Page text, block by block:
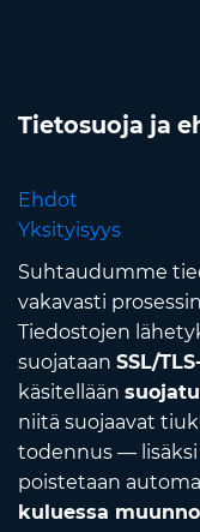
Tietosuoja ja
Ehdot
Yksityisyys
Suhtaudumme
vakavasti
Tiedostojen
suojataan SSL/
käsitellään
niitä suojaavat
todennus —
poistetaan
kuluessa